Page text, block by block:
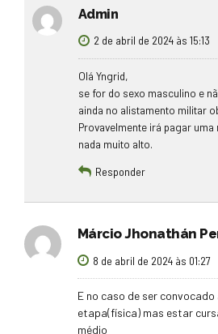
Admin
2 de abril de 2024 às 15:13
Olá Yngrid,
se for do sexo masculino e
ainda no alistamento militar
Provavelmente irá pagar
nada muito alto.
Responder
Márcio Jhonathán
8 de abril de 2024 às 01:27
E no caso de ser
etapa(física) mas estar
médio